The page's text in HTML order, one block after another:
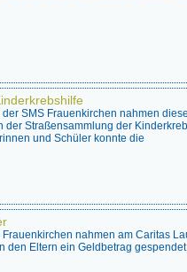
der SMS Frauenkirchen nahmen
der Straßensammlung der
und Schüler konnte die
nahmen am Caritas
den Eltern ein Geldbetrag